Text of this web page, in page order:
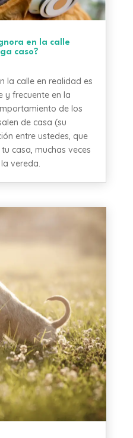
en la calle
caso?
la calle en realidad es
y frecuente en la
de los
de casa (su
entre ustedes, que
casa, muchas veces
vereda.